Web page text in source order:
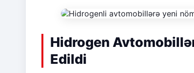
Hidrogen
Edildi